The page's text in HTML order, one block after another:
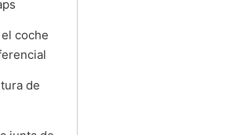
coche
de